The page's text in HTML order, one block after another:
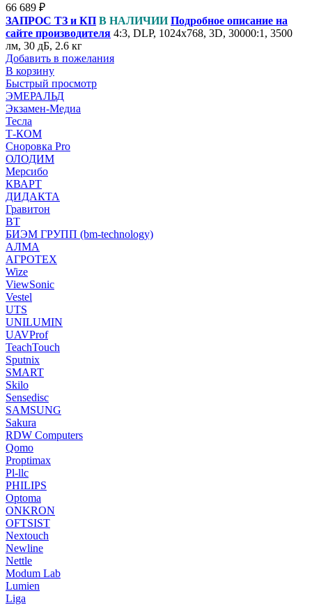
66 689 ₽
ЗАПРОС ТЗ и КП В НАЛИЧИИ Подробное описание на
сайте производителя 4:3, DLP, 1024x768, 3D, 30000:1, 3500
лм, 30 дБ, 2.6 кг
Добавить в пожелания
В корзину
Быстрый просмотр
ЭМЕРАЛЬД
Экзамен-Медиа
Тесла
Т-КОМ
Сноровка Pro
ОЛОДИМ
Мерсибо
КВАРТ
ДИДАКТА
Гравитон
ВТ
БИЭМ ГРУПП (bm-technology)
АЛМА
АГРОТЕХ
Wize
ViewSonic
Vestel
UTS
UNILUMIN
UAVProf
TeachTouch
Sputnix
SMART
Skilo
Sensedisc
SAMSUNG
Sakura
RDW Computers
Qomo
Proptimax
Pl-llc
PHILIPS
Optoma
ONKRON
OFTSIST
Nextouch
Newline
Nettle
Modum Lab
Lumien
Liga